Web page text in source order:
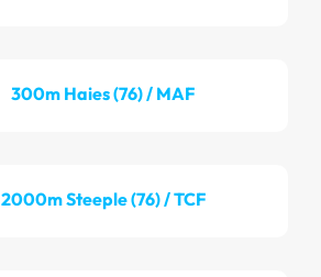
300m Haies (76) / MAF
2000m Steeple (76) / TCF